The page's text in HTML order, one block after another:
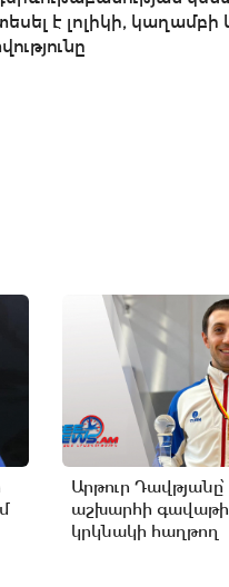
է լոլիկի, կաղամբի
Արթուր Դավթյանը՝
աշխարհի գավաթի
կրկնակի հաղթող